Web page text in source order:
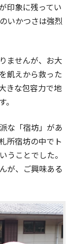
印象に残ってい
いかつさは強烈
ませんが、お大
飢えから救った
きな包容力で地
な「宿坊」があ
所宿坊の中でト
うことでした。
が、ご興味ある